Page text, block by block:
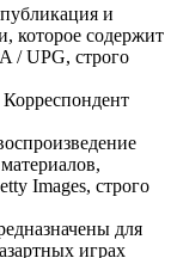
и
которое содержит
/ UPG, строго
Images, строго
для
играх